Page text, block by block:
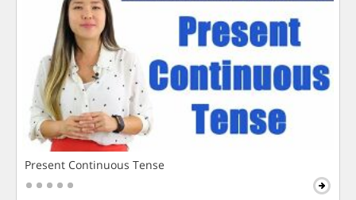
Present Continuous Tense